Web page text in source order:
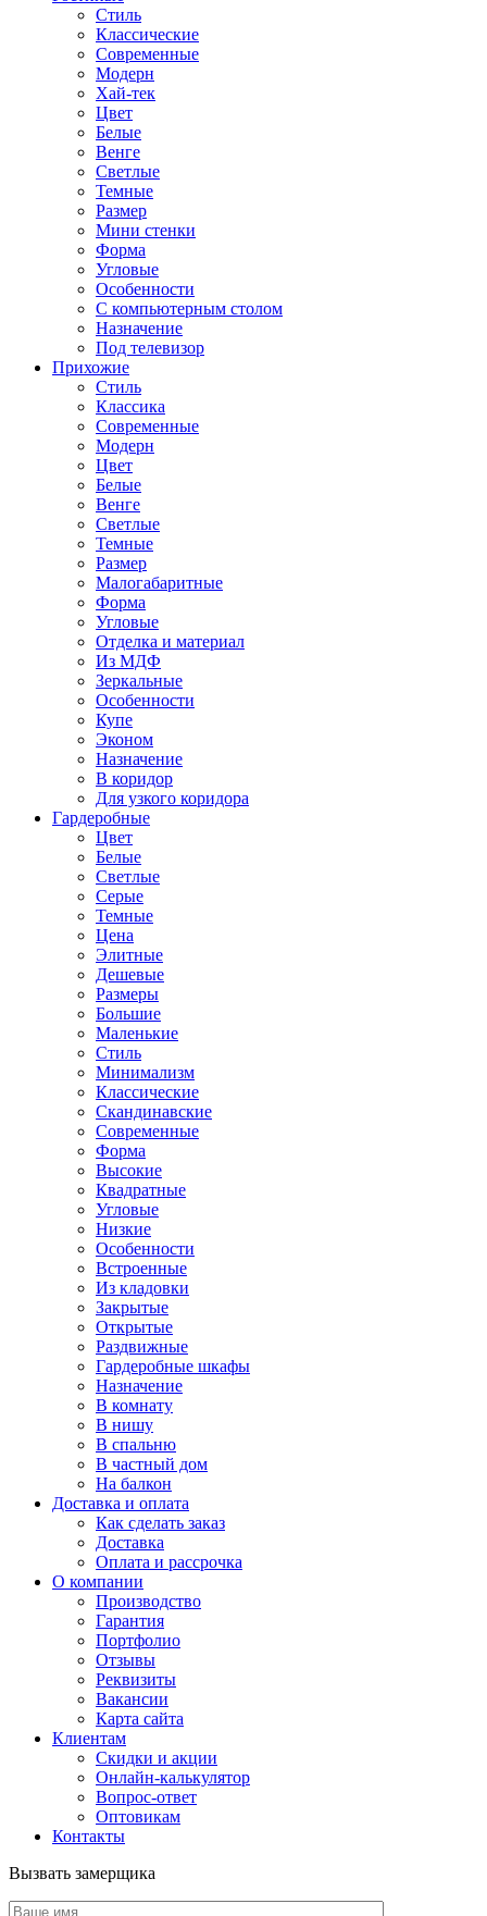
Стиль
Классические
Современные
Модерн
Хай-тек
Цвет
Белые
Венге
Светлые
Темные
Размер
Мини стенки
Форма
Угловые
Особенности
С компьютерным столом
Назначение
Под телевизор
Прихожие
Стиль
Классика
Современные
Модерн
Цвет
Белые
Венге
Светлые
Темные
Размер
Малогабаритные
Форма
Угловые
Отделка и материал
Из МДФ
Зеркальные
Особенности
Купе
Эконом
Назначение
В коридор
Для узкого коридора
Гардеробные
Цвет
Белые
Светлые
Серые
Темные
Цена
Элитные
Дешевые
Размеры
Большие
Маленькие
Стиль
Минимализм
Классические
Скандинавские
Современные
Форма
Высокие
Квадратные
Угловые
Низкие
Особенности
Встроенные
Из кладовки
Закрытые
Открытые
Раздвижные
Гардеробные шкафы
Назначение
В комнату
В нишу
В спальню
В частный дом
На балкон
Доставка и оплата
Как сделать заказ
Доставка
Оплата и рассрочка
О компании
Производство
Гарантия
Портфолио
Отзывы
Реквизиты
Вакансии
Карта сайта
Клиентам
Скидки и акции
Онлайн-калькулятор
Вопрос-ответ
Оптовикам
Контакты
Вызвать замерщика